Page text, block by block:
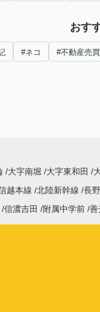
おす
#ネコ #不動産売買
大字南堀 大字東和田
越本線 北陸新幹線 長
信濃吉田 附属中学前 善